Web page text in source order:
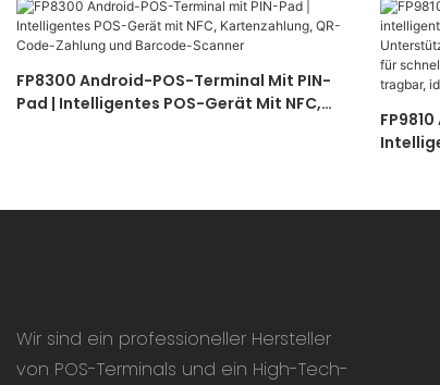
FP8300 Android-POS-Terminal Mit PIN-
Pad | Intelligentes POS-Gerät Mit NFC,
Und
Wir sind ein professioneller Hersteller
von POS-Terminals und ein High-Tech-